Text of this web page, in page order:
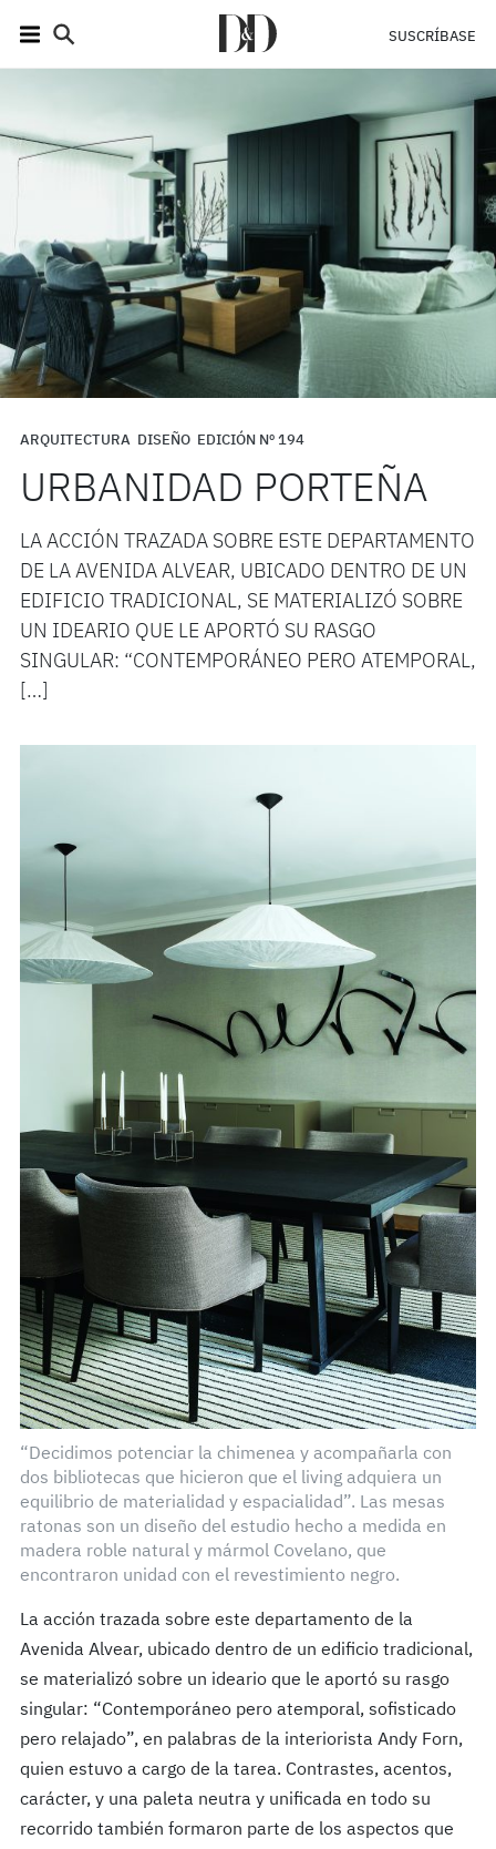
SUSCRÍBASE
ARQUITECTURA DISEÑO EDICIÓN Nº 194
URBANIDAD PORTEÑA
LA ACCIÓN TRAZADA SOBRE ESTE DEPARTAMENTO
DE LA AVENIDA ALVEAR, UBICADO DENTRO DE UN
EDIFICIO TRADICIONAL, SE MATERIALIZÓ SOBRE
UN IDEARIO QUE LE APORTÓ SU RASGO
SINGULAR: “CONTEMPORÁNEO PERO ATEMPORAL,
[…]
“Decidimos potenciar la chimenea y acompañarla con
dos bibliotecas que hicieron que el living adquiera un
equilibrio de materialidad y espacialidad”. Las mesas
ratonas son un diseño del estudio hecho a medida en
madera roble natural y mármol Covelano, que
encontraron unidad con el revestimiento negro.
La acción trazada sobre este departamento de la
Avenida Alvear, ubicado dentro de un edificio tradicional,
se materializó sobre un ideario que le aportó su rasgo
singular: “Contemporáneo pero atemporal, sofisticado
pero relajado”, en palabras de la interiorista Andy Forn,
quien estuvo a cargo de la tarea. Contrastes, acentos,
carácter, y una paleta neutra y unificada en todo su
recorrido también formaron parte de los aspectos que